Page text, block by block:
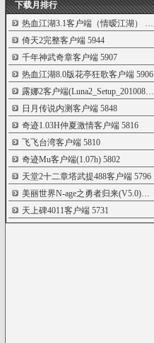
下载月排行
热血江湖3.1客户端（情暧江湖）
倚天2完整客户端5944
千年神武奇章客户端5907
热血江湖8.0版花亭狂歌客户端5906
露娜2客户端(Luna2_Setup_20100802)
日月传说内测客户端5848
奇迹1.03H仲夏激情客户端5816
飞飞台湾客户端5810
奇迹Mu客户端(1.07h)5802
天堂2十二章塔武提488客户端5796
美丽世界N-age之勇者归来(V5.0)最新客户端
天上碑4011客户端5731